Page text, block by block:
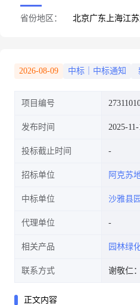
省份地区： 北京广东 上海江苏
2026-08-09 中标｜中标通知
项目编号
发布时间 2025-
投标截止时间
招标单位 阿克苏
中标单位 沙雅县
代理单位
相关产品 园林绿
联系方式 谢敬仁
正文内容